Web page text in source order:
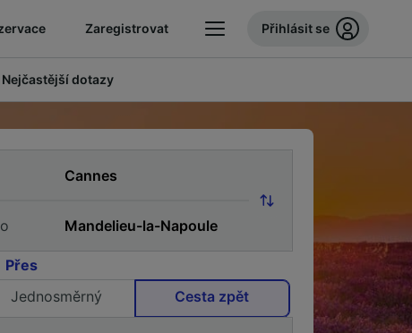
Zaregistrovat Přihlásit se
Nejčastější dotazy
Přes
Jednosměrný
Cesta zpět